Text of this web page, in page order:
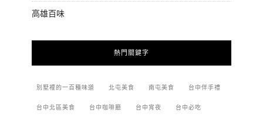
高雄百味
熱門關鍵字
別墅裡的一百種味道 北屯美食 南屯美食 台中伴手禮
台中北區美食 台中咖啡廳 台中宵夜 台中必吃